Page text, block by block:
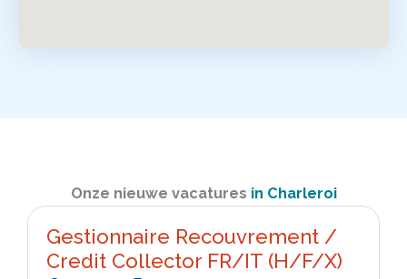
Onze nieuwe vacatures in Charleroi
Gestionnaire Recouvrement /
Credit Collector FR/IT (H/F/X)